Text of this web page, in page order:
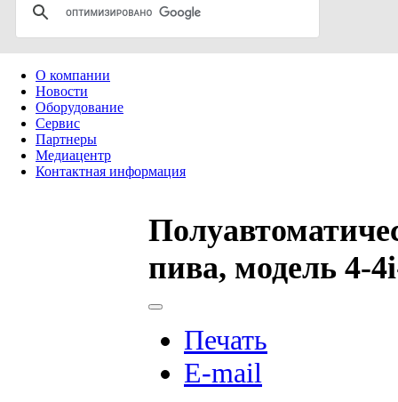
О компании
Новости
Оборудование
Сервис
Партнеры
Медиацентр
Контактная информация
пива, модель 4-
Печать
E-mail